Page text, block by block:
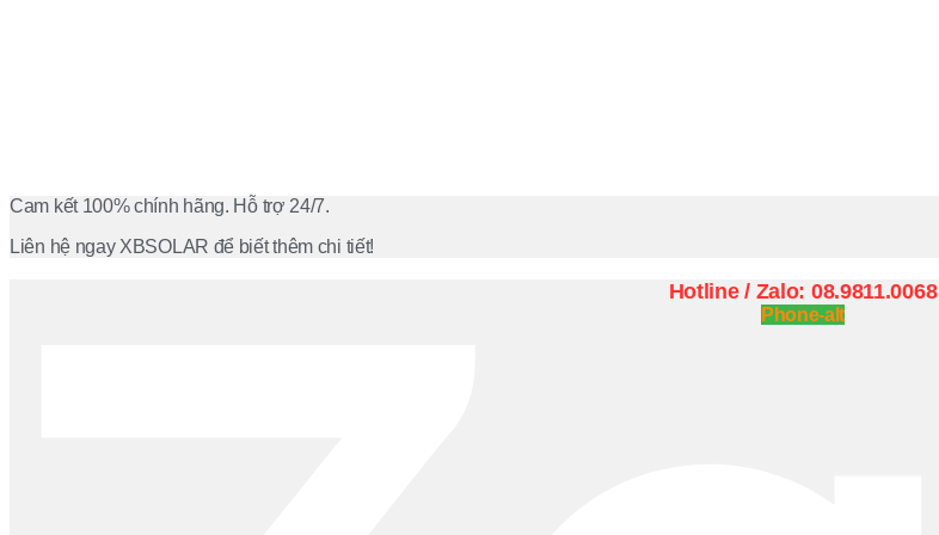
Cam kết 100% chính hãng. Hỗ trợ 24/7.
Liên hệ ngay XBSOLAR để biết thêm chi tiết!
Hotline / Zalo: 08.9811.0068
Phone-alt